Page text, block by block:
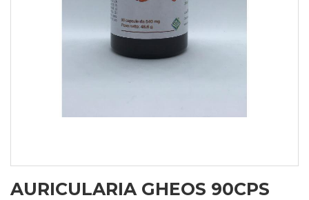
AURICULARIA GHEOS 90CPS